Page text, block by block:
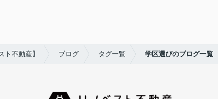
不動産】 ブログ タグ一覧 学区選びのブログ一覧